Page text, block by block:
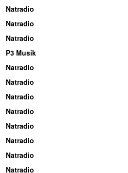
Natradio
Natradio
Natradio
P3 Musik
Natradio
Natradio
Natradio
Natradio
Natradio
Natradio
Natradio
Natradio